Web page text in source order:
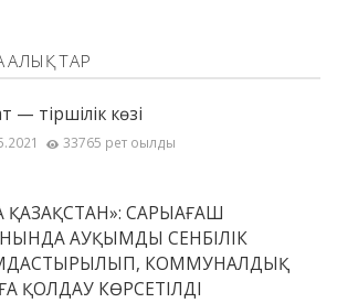
— тіршілік көзі
33765 рет оқылды
ҚАЗАҚСТАН»: САРЫАҒАШ
АУҚЫМДЫ СЕНБІЛІК
КОММУНАЛДЫҚ
ҚОЛДАУ КӨРСЕТІЛДІ